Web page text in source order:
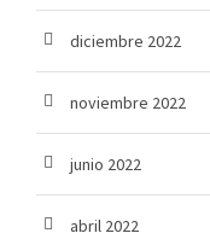
diciembre 2022
noviembre 2022
junio 2022
abril 2022